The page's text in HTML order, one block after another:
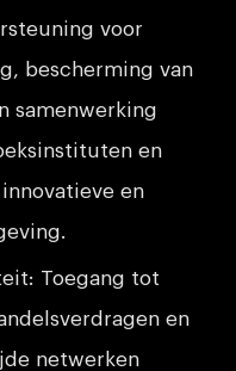
voor
bescherming van
samenwerking
en
en
Toegang tot
en
netwerken